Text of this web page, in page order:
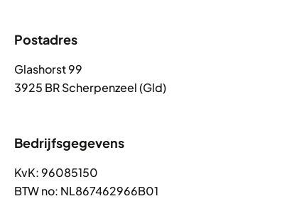
Postadres
Glashorst 99
3925 BR Scherpenzeel (Gld)
Bedrijfsgegevens
KvK: 96085150
BTW no: NL867462966B01